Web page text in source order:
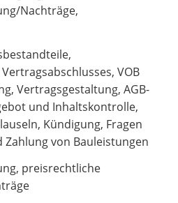
Nachträge,
VOB
Vertragsgestaltung, AGB-
und Inhaltskontrolle,
Kündigung, Fragen
von Bauleistungen
preisrechtliche